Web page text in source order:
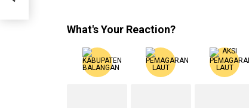
What's Your Reaction?